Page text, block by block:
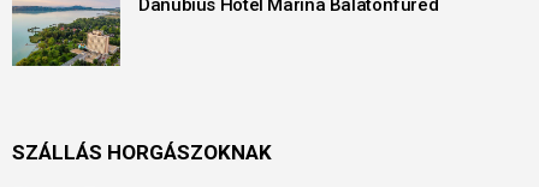
Danubius Hotel Marina Balatonfüred
SZÁLLÁS HORGÁSZOKNAK